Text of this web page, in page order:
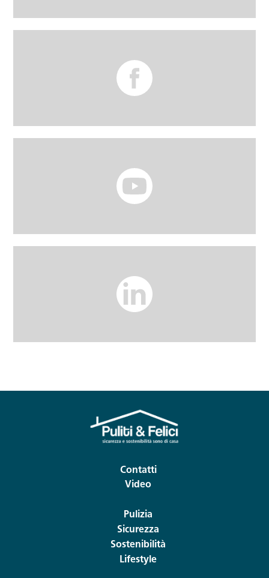
Contatti
Video
Pulizia
Sicurezza
Sostenibilità
Lifestyle